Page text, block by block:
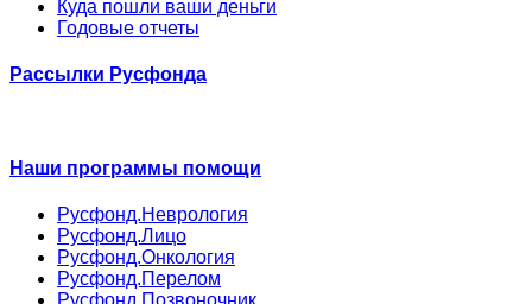
Куда пошли ваши деньги
Годовые отчеты
Рассылки Русфонда
Наши программы помощи
Русфонд.Неврология
Русфонд.Лицо
Русфонд.Онкология
Русфонд.Перелом
Русфонд.Позвоночник